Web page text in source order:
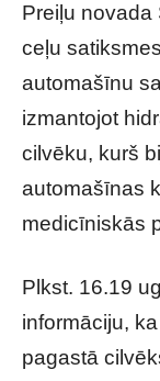
Preiļu novada
ceļu
automašīnu
izmantojot
cilvēku, kurš
automašīnas
medicīniskās
Plkst. 16.19
informāciju,
pagastā